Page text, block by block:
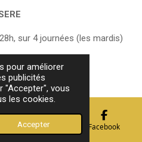
pour améliorer
publicités
"Accepter", vous
les cookies.
Accepter
sur 4 journées (les mardis)
2026
2026
Carte Facebook